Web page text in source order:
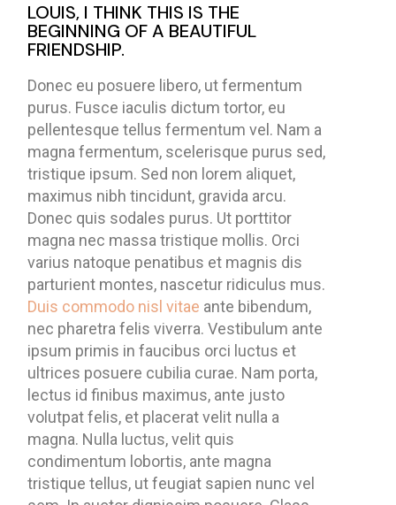
LOUIS, I THINK THIS IS THE
BEGINNING OF A BEAUTIFUL
FRIENDSHIP.
Donec eu posuere libero, ut fermentum
purus. Fusce iaculis dictum tortor, eu
pellentesque tellus fermentum vel. Nam a
magna fermentum, scelerisque purus sed,
tristique ipsum. Sed non lorem aliquet,
maximus nibh tincidunt, gravida arcu.
Donec quis sodales purus. Ut porttitor
magna nec massa tristique mollis. Orci
varius natoque penatibus et magnis dis
parturient montes, nascetur ridiculus mus.
Duis commodo nisl vitae ante bibendum,
nec pharetra felis viverra. Vestibulum ante
ipsum primis in faucibus orci luctus et
ultrices posuere cubilia curae. Nam porta,
lectus id finibus maximus, ante justo
volutpat felis, et placerat velit nulla a
magna. Nulla luctus, velit quis
condimentum lobortis, ante magna
tristique tellus, ut feugiat sapien nunc vel